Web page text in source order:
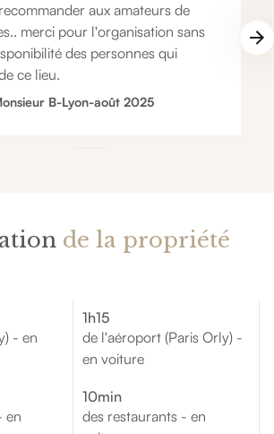
aux amateurs de
merci pour l'organisation sans
des personnes qui
ce lieu.
B-Lyon-août 2025
de la propriété
- en
1h15
de l'aéroport (Paris Orly) -
en voiture
en
10min
des restaurants - en